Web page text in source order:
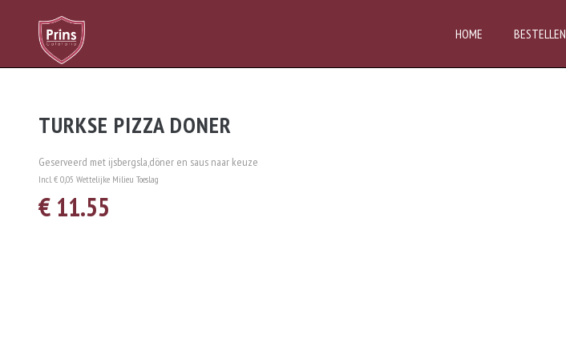
HOME BESTELLEN
TURKSE PIZZA DONER
Geserveerd met ijsbergsla,döner en saus naar keuze
Incl. € 0,05 Wettelijke Milieu Toeslag
€ 11.55